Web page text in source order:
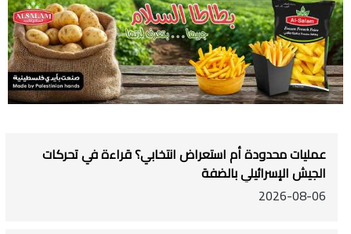
عمليات محدودة أم استعراض انتخابي؟ قراءة في تحركات
الجيش الإسرائيلي بالضفة
2026-08-06